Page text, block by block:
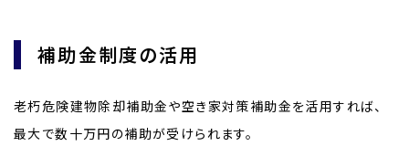
補助金制度の活用
老朽危険建物除却補助金や空き家対策補助金を活用すれば、
最大で数十万円の補助が受けられます。